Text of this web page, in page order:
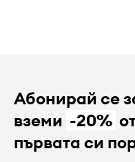
Абонирай се
вземи -20%
първата си